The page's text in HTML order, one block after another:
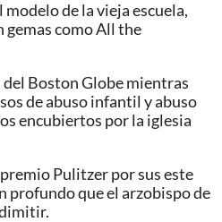
de la vieja escuela,
gemas como All the
Boston Globe mientras
de abuso infantil y abuso
encubiertos por la iglesia
Pulitzer por sus este
profundo que el arzobispo de